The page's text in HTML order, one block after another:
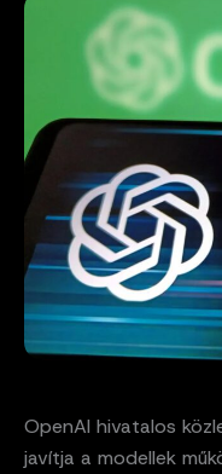
OpenAI hivatalos
javítja a modellek